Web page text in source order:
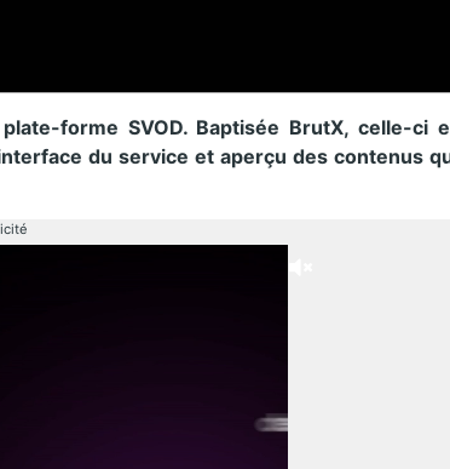
forme SVOD. Baptisée BrutX, celle-ci
du service et aperçu des contenus